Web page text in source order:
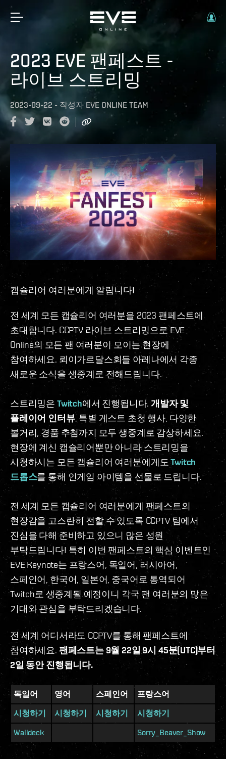
2023 EVE 팬페스트 -
라이브 스트리밍
2023-09-22 - 작성자 EVE ONLINE TEAM
캡슐리어 여러분에게 알립니다!
전 세계 모든 캡슐리어 여러분을 2023 팬페스트에
초대합니다. CCPTV 라이브 스트리밍으로 EVE
Online의 모든 팬 여러분이 모이는 현장에
참여하세요. 뢰이가르달스회들 아레나에서 각종
새로운 소식을 생중계로 전해드립니다.
스트리밍은 Twitch에서 진행됩니다.개발자 및
플레이어 인터뷰, 특별 게스트 초청 행사, 다양한
볼거리, 경품 추첨까지 모두 생중계로 감상하세요.
현장에 계신 캡슐리어뿐만 아니라 스트리밍을
시청하시는 모든 캡슐리어 여러분에게도Twitch
드롭스를 통해 인게임 아이템을 선물로 드립니다.
전 세계 모든 캡슐리어 여러분에게 팬페스트의
현장감을 고스란히 전할 수 있도록 CCPTV 팀에서
진심을 다해 준비하고 있으니 많은 성원
부탁드립니다! 특히 이번 팬페스트의 핵심 이벤트인
EVE Keynote는 프랑스어, 독일어, 러시아어,
스페인어, 한국어, 일본어, 중국어로 통역되어
Twitch로 생중계될 예정이니 각국 팬 여러분의 많은
기대와 관심을 부탁드리겠습니다.
전 세계 어디서라도 CCPTV를 통해 팬페스트에
참여하세요. 팬페스트는 9월 22일 9시 45분(UTC)부터
2일 동안 진행됩니다.
독일어 영어 스페인어
프랑스어
시청하기
시청하기 시청하기
시청하기
Walldeck
Sorry_Beaver_Show